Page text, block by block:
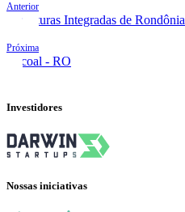
Anterior
Prefeituras Integradas de Rondônia
Próxima
Cacoal - RO
Investidores
Nossas iniciativas